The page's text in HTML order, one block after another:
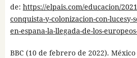
de: https://elpais.com/educacion/
conquista-y-colonizacion-con-lucesy-
en-espana-la-llegada-de-los-
BBC (10 de febrero de 2022).